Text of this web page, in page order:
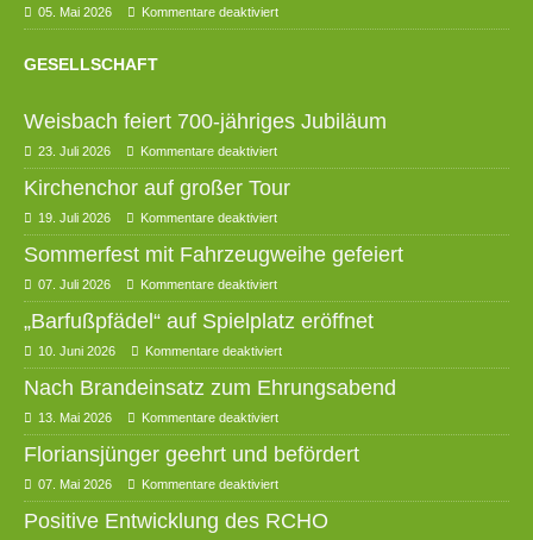
05. Mai 2026 Kommentare deaktiviert
GESELLSCHAFT
Weisbach feiert 700-jähriges Jubiläum
23. Juli 2026 Kommentare deaktiviert
Kirchenchor auf großer Tour
19. Juli 2026 Kommentare deaktiviert
Sommerfest mit Fahrzeugweihe gefeiert
07. Juli 2026 Kommentare deaktiviert
„Barfußpfädel“ auf Spielplatz eröffnet
10. Juni 2026 Kommentare deaktiviert
Nach Brandeinsatz zum Ehrungsabend
13. Mai 2026 Kommentare deaktiviert
Floriansjünger geehrt und befördert
07. Mai 2026 Kommentare deaktiviert
Positive Entwicklung des RCHO